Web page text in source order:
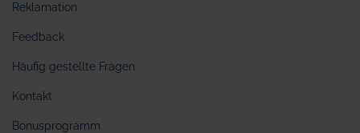
Reklamation
Feedback
Häufig gestellte Fragen
Kontakt
Bonusprogramm